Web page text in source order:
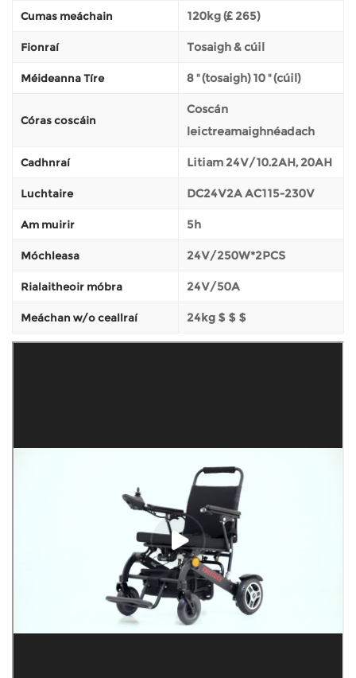
Cumas meáchain 120kg (£ 265)
Fionraí Tosaigh & cúil
Méideanna Tíre 8 '' (tosaigh) 10 '' (cúil)
Córas coscáin
Coscán
leictreamaighnéadach
Cadhnraí Litiam 24V/10.2AH, 20AH
Luchtaire DC24V2A AC115-230V
Am muirir 5h
Móchleasa 24V/250W*2PCS
Rialaitheoir móbra 24V/50A
Meáchan w/o ceallraí 24kg $ $ $